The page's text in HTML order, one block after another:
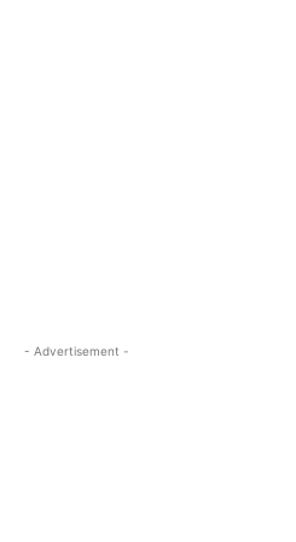
- Advertisement -